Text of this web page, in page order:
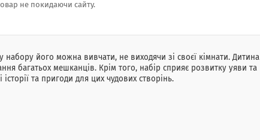
не покидаючи сайту.
його можна вивчати, не виходячи зі своєї кімнати. Дитина
багатьох мешканців. Крім того, набір сприяє розвитку уяви та
та пригоди для цих чудових створінь.